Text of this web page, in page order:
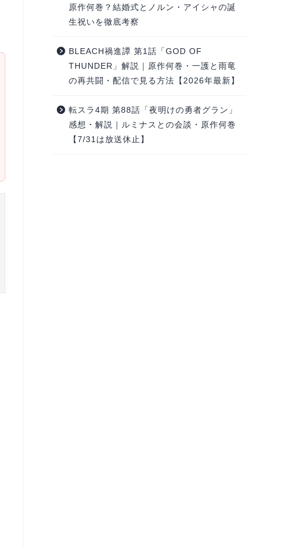
原作何巻？結婚式とノルン・アイシャの誕
生祝いを徹底考察
BLEACH禍進譚 第1話「GOD OF
THUNDER」解説｜原作何巻・一護と雨竜
の再共闘・配信で見る方法【2026年最新】
転スラ4期 第88話「夜明けの勇者グラン」
感想・解説｜ルミナスとの会談・原作何巻
【7/31は放送休止】